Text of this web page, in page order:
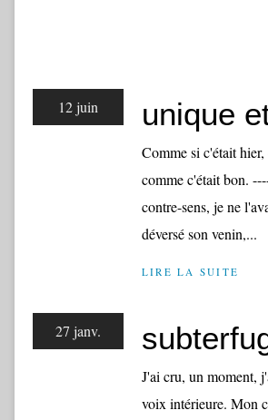
12 juin unique
Comme si c'était
comme c'était bon.
contre-sens, je ne
déversé son venin,...
LIRE LA SUITE
27 janv.
J'ai cru, un moment,
voix intérieure. Mon